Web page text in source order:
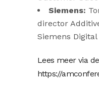
Siemens:
director
Siemens
Lees meer via
https://